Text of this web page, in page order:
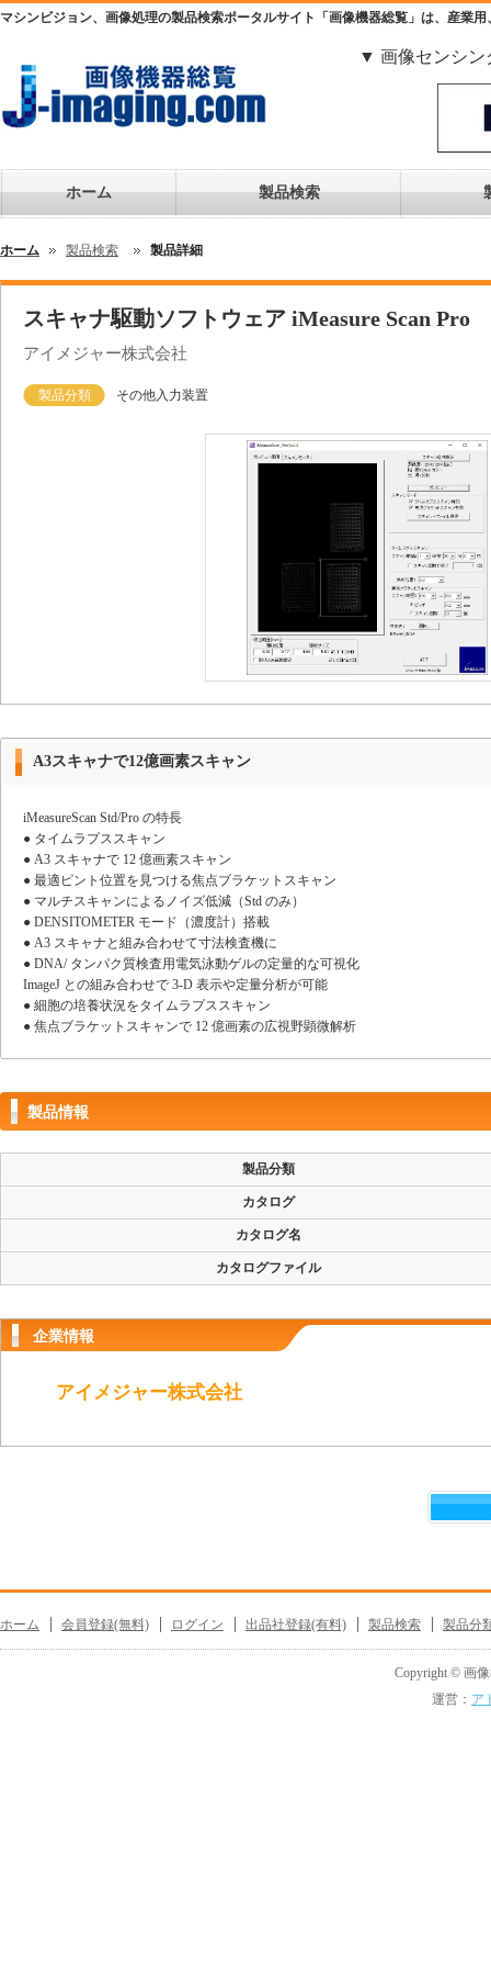
マシンビジョン、画像処理の製品検索ポータルサイト「画像機器総覧」は、産業
▼ 画像センシ
ホーム 製品検索
ホーム 製品検索 製品詳細
スキャナ駆動ソフトウェア iMeasure Scan Pro
アイメジャー株式会社
製品分類 その他入力装置
A3スキャナで12億画素スキャン
iMeasureScan Std/Pro の特長
● タイムラプススキャン
● A3 スキャナで 12 億画素スキャン
● 最適ピント位置を見つける焦点ブラケットスキャン
● マルチスキャンによるノイズ低減（Std のみ）
● DENSITOMETER モード（濃度計）搭載
● A3 スキャナと組み合わせて寸法検査機に
● DNA/ タンパク質検査用電気泳動ゲルの定量的な可視化
ImageJ との組み合わせで 3-D 表示や定量分析が可能
● 細胞の培養状況をタイムラプススキャン
● 焦点ブラケットスキャンで 12 億画素の広視野顕微解析
製品情報
製品分類
カタログ
カタログ名
カタログファイル
企業情報
アイメジャー株式会社
ホーム 会員登録(無料) ログイン 出品社登録(有料) 製品検索 製品分
Copyright © 画像
運営： ア